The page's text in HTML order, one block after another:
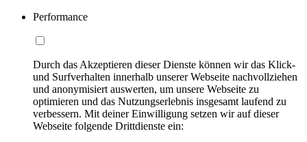
Performance
Durch das Akzeptieren dieser Dienste können wir das Klick-
und Surfverhalten innerhalb unserer Webseite nachvollziehen
und anonymisiert auswerten, um unsere Webseite zu
optimieren und das Nutzungserlebnis insgesamt laufend zu
verbessern. Mit deiner Einwilligung setzen wir auf dieser
Webseite folgende Drittdienste ein: